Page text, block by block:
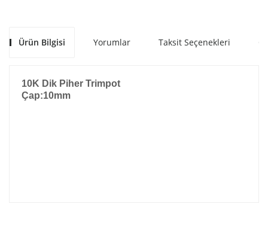
Ürün Bilgisi Yorumlar Taksit Seçenekleri
10K Dik Piher Trimpot
Çap:10mm